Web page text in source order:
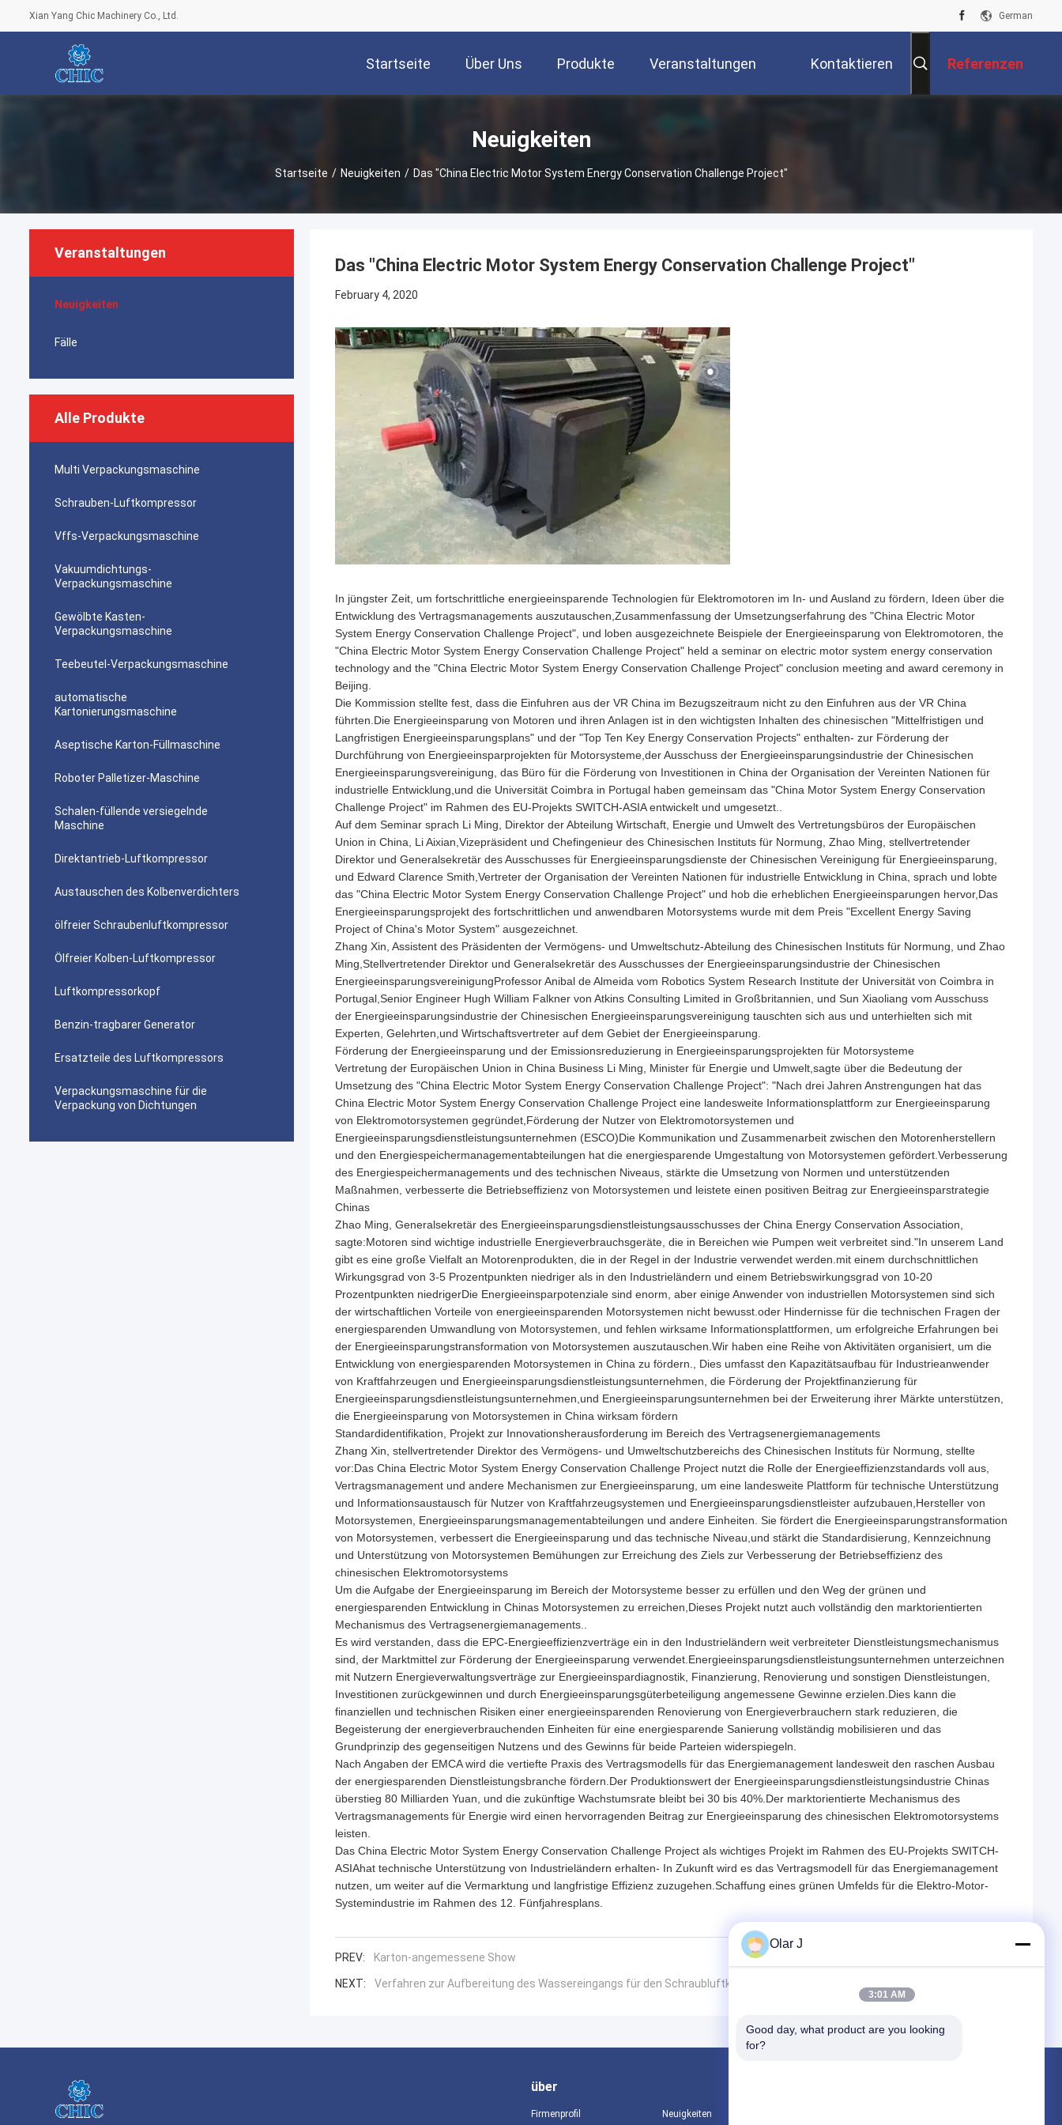
Xian Yang Chic Machinery Co., Ltd. German
Startseite Über Uns Produkte Veranstaltungen Kontaktieren Referenzen
Neuigkeiten
Startseite / Neuigkeiten / Das "China Electric Motor System Energy Conservation Challenge Project"
Veranstaltungen
Neuigkeiten
Fälle
Alle Produkte
Multi Verpackungsmaschine
Schrauben-Luftkompressor
Vffs-Verpackungsmaschine
Vakuumdichtungs-
Verpackungsmaschine
Gewölbte Kasten-
Verpackungsmaschine
Teebeutel-Verpackungsmaschine
automatische
Kartonierungsmaschine
Aseptische Karton-Füllmaschine
Roboter Palletizer-Maschine
Schalen-füllende versiegelnde
Maschine
Direktantrieb-Luftkompressor
Austauschen des Kolbenverdichters
ölfreier Schraubenluftkompressor
Ölfreier Kolben-Luftkompressor
Luftkompressorkopf
Benzin-tragbarer Generator
Ersatzteile des Luftkompressors
Verpackungsmaschine für die
Verpackung von Dichtungen
Das "China Electric Motor System Energy Conservation Challenge Project"
February 4, 2020
In jüngster Zeit, um fortschrittliche energieeinsparende Technologien für Elektromotoren im In- und Ausland zu fördern, Ideen über die
Entwicklung des Vertragsmanagements auszutauschen,Zusammenfassung der Umsetzungserfahrung des "China Electric Motor
System Energy Conservation Challenge Project", und loben ausgezeichnete Beispiele der Energieeinsparung von Elektromotoren, the
"China Electric Motor System Energy Conservation Challenge Project" held a seminar on electric motor system energy conservation
technology and the "China Electric Motor System Energy Conservation Challenge Project" conclusion meeting and award ceremony in
Beijing.
Die Kommission stellte fest, dass die Einfuhren aus der VR China im Bezugszeitraum nicht zu den Einfuhren aus der VR China
führten.Die Energieeinsparung von Motoren und ihren Anlagen ist in den wichtigsten Inhalten des chinesischen "Mittelfristigen und
Langfristigen Energieeinsparungsplans" und der "Top Ten Key Energy Conservation Projects" enthalten- zur Förderung der
Durchführung von Energieeinsparprojekten für Motorsysteme,der Ausschuss der Energieeinsparungsindustrie der Chinesischen
Energieeinsparungsvereinigung, das Büro für die Förderung von Investitionen in China der Organisation der Vereinten Nationen für
industrielle Entwicklung,und die Universität Coimbra in Portugal haben gemeinsam das "China Motor System Energy Conservation
Challenge Project" im Rahmen des EU-Projekts SWITCH-ASIA entwickelt und umgesetzt..
Auf dem Seminar sprach Li Ming, Direktor der Abteilung Wirtschaft, Energie und Umwelt des Vertretungsbüros der Europäischen
Union in China, Li Aixian,Vizepräsident und Chefingenieur des Chinesischen Instituts für Normung, Zhao Ming, stellvertretender
Direktor und Generalsekretär des Ausschusses für Energieeinsparungsdienste der Chinesischen Vereinigung für Energieeinsparung,
und Edward Clarence Smith,Vertreter der Organisation der Vereinten Nationen für industrielle Entwicklung in China, sprach und lobte
das "China Electric Motor System Energy Conservation Challenge Project" und hob die erheblichen Energieeinsparungen hervor,Das
Energieeinsparungsprojekt des fortschrittlichen und anwendbaren Motorsystems wurde mit dem Preis "Excellent Energy Saving
Project of China's Motor System" ausgezeichnet.
Zhang Xin, Assistent des Präsidenten der Vermögens- und Umweltschutz-Abteilung des Chinesischen Instituts für Normung, und Zhao
Ming,Stellvertretender Direktor und Generalsekretär des Ausschusses der Energieeinsparungsindustrie der Chinesischen
EnergieeinsparungsvereinigungProfessor Anibal de Almeida vom Robotics System Research Institute der Universität von Coimbra in
Portugal,Senior Engineer Hugh William Falkner von Atkins Consulting Limited in Großbritannien, und Sun Xiaoliang vom Ausschuss
der Energieeinsparungsindustrie der Chinesischen Energieeinsparungsvereinigung tauschten sich aus und unterhielten sich mit
Experten, Gelehrten,und Wirtschaftsvertreter auf dem Gebiet der Energieeinsparung.
Förderung der Energieeinsparung und der Emissionsreduzierung in Energieeinsparungsprojekten für Motorsysteme
Vertretung der Europäischen Union in China Business Li Ming, Minister für Energie und Umwelt,sagte über die Bedeutung der
Umsetzung des "China Electric Motor System Energy Conservation Challenge Project": "Nach drei Jahren Anstrengungen hat das
China Electric Motor System Energy Conservation Challenge Project eine landesweite Informationsplattform zur Energieeinsparung
von Elektromotorsystemen gegründet,Förderung der Nutzer von Elektromotorsystemen und
Energieeinsparungsdienstleistungsunternehmen (ESCO)Die Kommunikation und Zusammenarbeit zwischen den Motorenherstellern
und den Energiespeichermanagementabteilungen hat die energiesparende Umgestaltung von Motorsystemen gefördert.Verbesserung
des Energiespeichermanagements und des technischen Niveaus, stärkte die Umsetzung von Normen und unterstützenden
Maßnahmen, verbesserte die Betriebseffizienz von Motorsystemen und leistete einen positiven Beitrag zur Energieeinsparstrategie
Chinas
Zhao Ming, Generalsekretär des Energieeinsparungsdienstleistungsausschusses der China Energy Conservation Association,
sagte:Motoren sind wichtige industrielle Energieverbrauchsgeräte, die in Bereichen wie Pumpen weit verbreitet sind."In unserem Land
gibt es eine große Vielfalt an Motorenprodukten, die in der Regel in der Industrie verwendet werden.mit einem durchschnittlichen
Wirkungsgrad von 3-5 Prozentpunkten niedriger als in den Industrieländern und einem Betriebswirkungsgrad von 10-20
Prozentpunkten niedrigerDie Energieeinsparpotenziale sind enorm, aber einige Anwender von industriellen Motorsystemen sind sich
der wirtschaftlichen Vorteile von energieeinsparenden Motorsystemen nicht bewusst.oder Hindernisse für die technischen Fragen der
energiesparenden Umwandlung von Motorsystemen, und fehlen wirksame Informationsplattformen, um erfolgreiche Erfahrungen bei
der Energieeinsparungstransformation von Motorsystemen auszutauschen.Wir haben eine Reihe von Aktivitäten organisiert, um die
Entwicklung von energiesparenden Motorsystemen in China zu fördern., Dies umfasst den Kapazitätsaufbau für Industrieanwender
von Kraftfahrzeugen und Energieeinsparungsdienstleistungsunternehmen, die Förderung der Projektfinanzierung für
Energieeinsparungsdienstleistungsunternehmen,und Energieeinsparungsunternehmen bei der Erweiterung ihrer Märkte unterstützen,
die Energieeinsparung von Motorsystemen in China wirksam fördern
Standardidentifikation, Projekt zur Innovationsherausforderung im Bereich des Vertragsenergiemanagements
Zhang Xin, stellvertretender Direktor des Vermögens- und Umweltschutzbereichs des Chinesischen Instituts für Normung, stellte
vor:Das China Electric Motor System Energy Conservation Challenge Project nutzt die Rolle der Energieeffizienzstandards voll aus,
Vertragsmanagement und andere Mechanismen zur Energieeinsparung, um eine landesweite Plattform für technische Unterstützung
und Informationsaustausch für Nutzer von Kraftfahrzeugsystemen und Energieeinsparungsdienstleister aufzubauen,Hersteller von
Motorsystemen, Energieeinsparungsmanagementabteilungen und andere Einheiten. Sie fördert die Energieeinsparungstransformation
von Motorsystemen, verbessert die Energieeinsparung und das technische Niveau,und stärkt die Standardisierung, Kennzeichnung
und Unterstützung von Motorsystemen Bemühungen zur Erreichung des Ziels zur Verbesserung der Betriebseffizienz des
chinesischen Elektromotorsystems
Um die Aufgabe der Energieeinsparung im Bereich der Motorsysteme besser zu erfüllen und den Weg der grünen und
energiesparenden Entwicklung in Chinas Motorsystemen zu erreichen,Dieses Projekt nutzt auch vollständig den marktorientierten
Mechanismus des Vertragsenergiemanagements..
Es wird verstanden, dass die EPC-Energieeffizienzverträge ein in den Industrieländern weit verbreiteter Dienstleistungsmechanismus
sind, der Marktmittel zur Förderung der Energieeinsparung verwendet.Energieeinsparungsdienstleistungsunternehmen unterzeichnen
mit Nutzern Energieverwaltungsverträge zur Energieeinspardiagnostik, Finanzierung, Renovierung und sonstigen Dienstleistungen,
Investitionen zurückgewinnen und durch Energieeinsparungsgüterbeteiligung angemessene Gewinne erzielen.Dies kann die
finanziellen und technischen Risiken einer energieeinsparenden Renovierung von Energieverbrauchern stark reduzieren, die
Begeisterung der energieverbrauchenden Einheiten für eine energiesparende Sanierung vollständig mobilisieren und das
Grundprinzip des gegenseitigen Nutzens und des Gewinns für beide Parteien widerspiegeln.
Nach Angaben der EMCA wird die vertiefte Praxis des Vertragsmodells für das Energiemanagement landesweit den raschen Ausbau
der energiesparenden Dienstleistungsbranche fördern.Der Produktionswert der Energieeinsparungsdienstleistungsindustrie Chinas
überstieg 80 Milliarden Yuan, und die zukünftige Wachstumsrate bleibt bei 30 bis 40%.Der marktorientierte Mechanismus des
Vertragsmanagements für Energie wird einen hervorragenden Beitrag zur Energieeinsparung des chinesischen Elektromotorsystems
leisten.
Das China Electric Motor System Energy Conservation Challenge Project als wichtiges Projekt im Rahmen des EU-Projekts SWITCH-
ASIAhat technische Unterstützung von Industrieländern erhalten- In Zukunft wird es das Vertragsmodell für das Energiemanagement
nutzen, um weiter auf die Vermarktung und langfristige Effizienz zuzugehen.Schaffung eines grünen Umfelds für die Elektro-Motor-
Systemindustrie im Rahmen des 12. Fünfjahresplans.
PREV: Karton-angemessene Show
NEXT: Verfahren zur Aufbereitung des Wassereingangs für den Schraubluftkompressorkopf
über
Firmenprofil Neuigkeiten
Olar J
3:01 AM
Good day, what product are you looking
for?